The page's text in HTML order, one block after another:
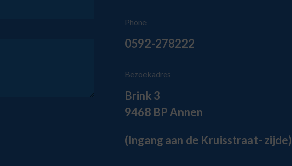
Phone
0592-278222
Bezoekadres
Brink 3
9468 BP Annen
(Ingang aan de Kruisstraat- zijde)